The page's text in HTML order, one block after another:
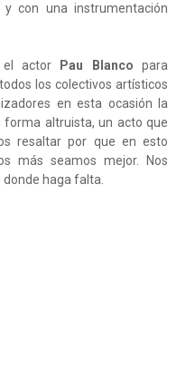
con una instrumentación
el actor Pau Blanco para
los colectivos artísticos
en esta ocasión la
forma altruista, un acto que
resaltar por que en esto
más seamos mejor. Nos
donde haga falta.